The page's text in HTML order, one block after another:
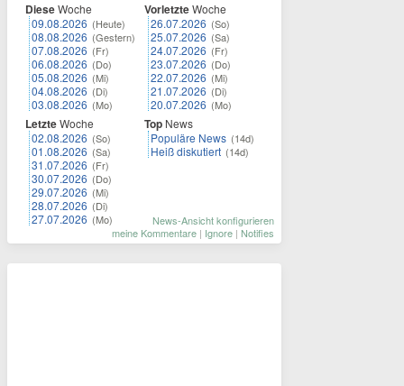
DieseWoche
09.08.2026 (Heute)
08.08.2026 (Gestern)
07.08.2026 (Fr)
06.08.2026 (Do)
05.08.2026 (Mi)
04.08.2026 (Di)
03.08.2026 (Mo)
LetzteWoche
02.08.2026 (So)
01.08.2026 (Sa)
31.07.2026 (Fr)
30.07.2026 (Do)
29.07.2026 (Mi)
28.07.2026 (Di)
27.07.2026 (Mo)
VorletzteWoche
26.07.2026 (So)
25.07.2026 (Sa)
24.07.2026 (Fr)
23.07.2026 (Do)
22.07.2026 (Mi)
21.07.2026 (Di)
20.07.2026 (Mo)
Top News
Populäre News (14d)
Heiß diskutiert (14d)
News-Ansicht konfigurieren
meine Kommentare | Ignore | Notifies